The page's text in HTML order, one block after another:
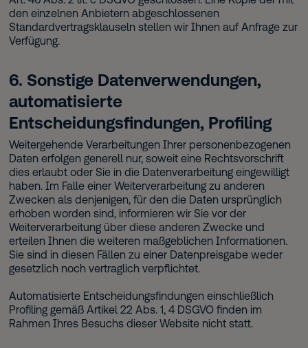
den einzelnen Anbietern abgeschlossenen
Standardvertragsklauseln stellen wir Ihnen auf Anfrage zur
Verfügung.
6. Sonstige Datenverwendungen,
automatisierte
Entscheidungsfindungen, Profiling
Weitergehende Verarbeitungen Ihrer personenbezogenen
Daten erfolgen generell nur, soweit eine Rechtsvorschrift
dies erlaubt oder Sie in die Datenverarbeitung eingewilligt
haben. Im Falle einer Weiterverarbeitung zu anderen
Zwecken als denjenigen, für den die Daten ursprünglich
erhoben worden sind, informieren wir Sie vor der
Weiterverarbeitung über diese anderen Zwecke und
erteilen Ihnen die weiteren maßgeblichen Informationen.
Sie sind in diesen Fällen zu einer Datenpreisgabe weder
gesetzlich noch vertraglich verpflichtet.
Automatisierte Entscheidungsfindungen einschließlich
Profiling gemäß Artikel 22 Abs. 1, 4 DSGVO finden im
Rahmen Ihres Besuchs dieser Website nicht statt.